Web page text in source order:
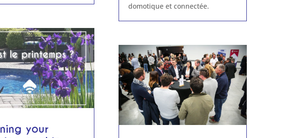
your
domotique et connectée.